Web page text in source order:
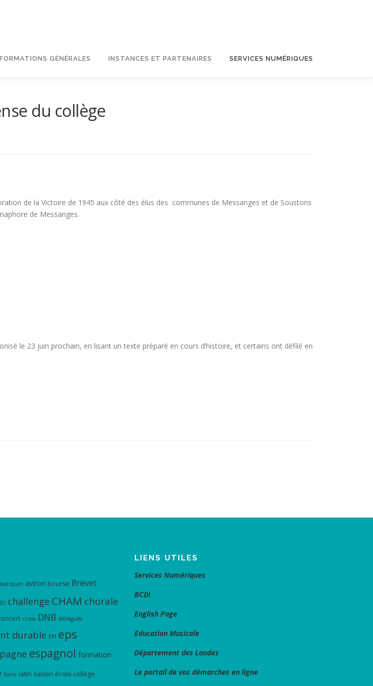
GÉNÉRALES INSTANCES ET PARTENAIRES SERVICES NUMÉRIQUES
du collège
de la Victoire de 1945 aux côté des élus des communes de Messanges et de Soustons
de Messanges.
le 23 juin prochain, en lisant un texte préparé en cours d’histoire, et certains ont défilé en
aviron bourse Brevet
challenge CHAM chorale
cross DNB délégués
durable EPI eps
espagnol formation
Italie latin liaison école collège
LIENS UTILES
Services Numériques
BCDI
English Page
Education Musicale
Département des Landes
Le portail de vos démarches en ligne